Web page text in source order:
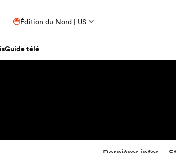
Édition du Nord | US
Guide télé